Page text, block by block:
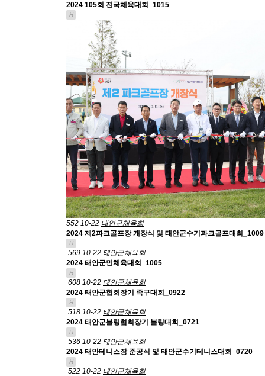
2024 105회 전국체육대회_1015
H
552 10-22 태안군체육회
2024 제2파크골프장 개장식 및 태안군수기파크골프대회_1009
H
569 10-22 태안군체육회
2024 태안군민체육대회_1005
H
608 10-22 태안군체육회
2024 태안군협회장기 족구대회_0922
H
518 10-22 태안군체육회
2024 태안군볼링협회장기 볼링대회_0721
H
536 10-22 태안군체육회
2024 태안테니스장 준공식 및 태안군수기테니스대회_0720
H
522 10-22 태안군체육회